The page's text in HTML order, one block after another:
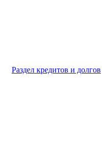
Раздел кредитов и долгов